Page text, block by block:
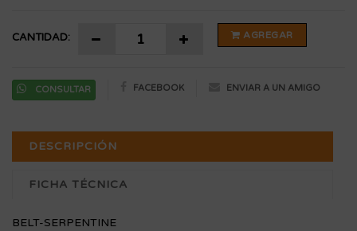
CANTIDAD: AGREGAR
CONSULTAR FACEBOOK ENVIAR A UN AMIGO
DESCRIPCIÓN
FICHA TÉCNICA
BELT-SERPENTINE